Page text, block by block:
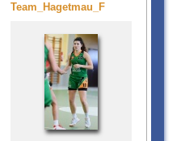
Team_Hagetmau_F